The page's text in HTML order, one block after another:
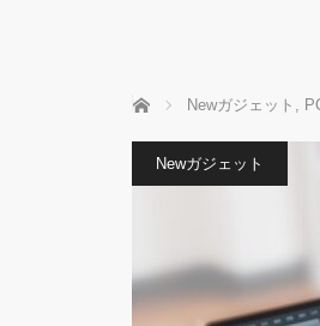
ホーム Newガジェット ,
Newガジェット